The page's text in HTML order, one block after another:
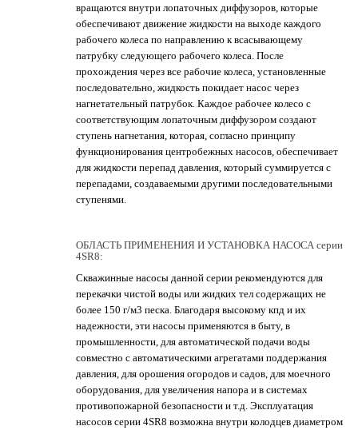
вращаются внутри лопаточных диффузоров, которые
обеспечивают движение жидкости на выходе каждого
рабочего колеса по направлению к всасывающему
патрубку следующего рабочего колеса. После
прохождения через все рабочие колеса, установленные
последовательно, жидкость покидает насос через
нагнетательный патрубок. Каждое рабочее колесо с
соответствующим лопаточным диффузором создают
ступень нагнетания, которая, согласно принципу
функционирования центробежных насосов, обеспечивает
для жидкости перепад давления, который суммируется с
перепадами, создаваемыми другими последовательными
ступенями.
ОБЛАСТЬ ПРИМЕНЕНИЯ И УСТАНОВКА НАСОСА серии
4SR8:
Скважинные насосы данной серии рекомендуются для
перекачки чистой воды или жидких тел содержащих не
более 150 г/м3 песка. Благодаря высокому кпд и их
надежности, эти насосы применяются в быту, в
промышленности, для автоматической подачи воды
совместно с автоматическими агрегатами поддержания
давления, для орошения огородов и садов, для моечного
оборудования, для увеличения напора и в системах
противопожарной безопасности и т.д. Эксплуатация
насосов серии 4SR8 возможна внутри колодцев диаметром